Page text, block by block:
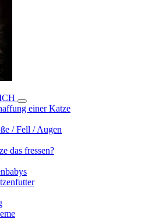
einer Katze
/ Fell / Augen
das fressen?